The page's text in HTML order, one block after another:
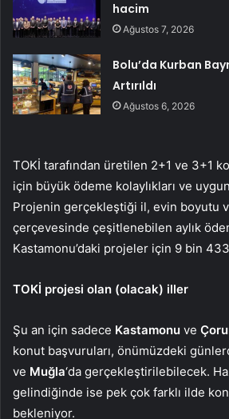
hacim
Ağustos 7, 2026
Bolu’da Kurban
Artırıldı
Ağustos 6, 2026
TOKİ tarafından üretilen 2+1 ve 3+1
için büyük ödeme kolaylıkları ve
Projenin gerçekleştiği il, evin boyutu
çerçevesinde çeşitlenebilen aylık
Kastamonu’daki projeler için 9 bin 433
TOKİ projesi olan (olacak) iller
Şu an için sadece Kastamonu ve
konut başvuruları, önümüzdeki
ve Muğla‘da gerçekleştirilebilecek.
gelindiğinde ise pek çok farklı ilde
bekleniyor.